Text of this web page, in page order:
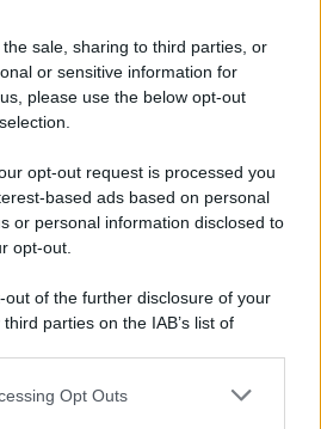
sale, sharing to third parties, or
or sensitive information for
please use the below opt-out
opt-out request is processed you
based ads based on personal
or personal information disclosed to
opt-out.
of the further disclosure of your
parties on the IAB’s list of
be disclosed by us to third parties
Opt Outs